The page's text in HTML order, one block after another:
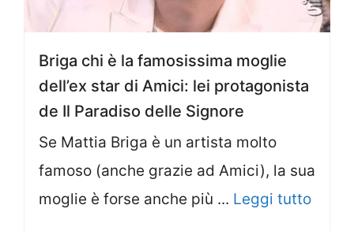
Briga chi è la famosissima moglie
dell’ex star di Amici: lei protagonista
de Il Paradiso delle Signore
Se Mattia Briga è un artista molto
famoso (anche grazie ad Amici), la sua
moglie è forse anche più ... Leggi tutto